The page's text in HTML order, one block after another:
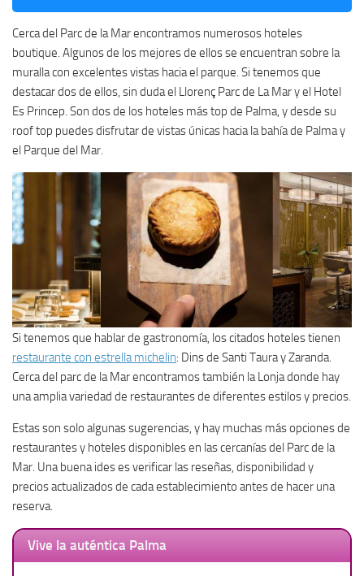
Cerca del Parc de la Mar encontramos numerosos hoteles
boutique. Algunos de los mejores de ellos se encuentran sobre la
muralla con excelentes vistas hacia el parque. Si tenemos que
destacar dos de ellos, sin duda el Llorenç Parc de La Mar y el Hotel
Es Princep. Son dos de los hoteles más top de Palma, y desde su
roof top puedes disfrutar de vistas únicas hacia la bahía de Palma y
el Parque del Mar.
Si tenemos que hablar de gastronomía, los citados hoteles tienen
restaurante con estrella michelin: Dins de Santi Taura y Zaranda.
Cerca del parc de la Mar encontramos también la Lonja donde hay
una amplia variedad de restaurantes de diferentes estilos y precios.
Estas son solo algunas sugerencias, y hay muchas más opciones de
restaurantes y hoteles disponibles en las cercanías del Parc de la
Mar. Una buena ides es verificar las reseñas, disponibilidad y
precios actualizados de cada establecimiento antes de hacer una
reserva.
Vive la auténtica Palma